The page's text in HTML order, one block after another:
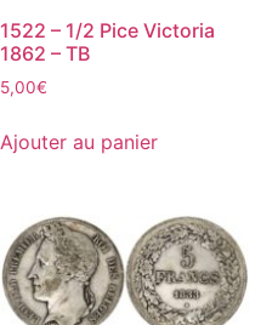
1522 – 1/2 Pice Victoria
1862 – TB
5,00€
Ajouter au panier